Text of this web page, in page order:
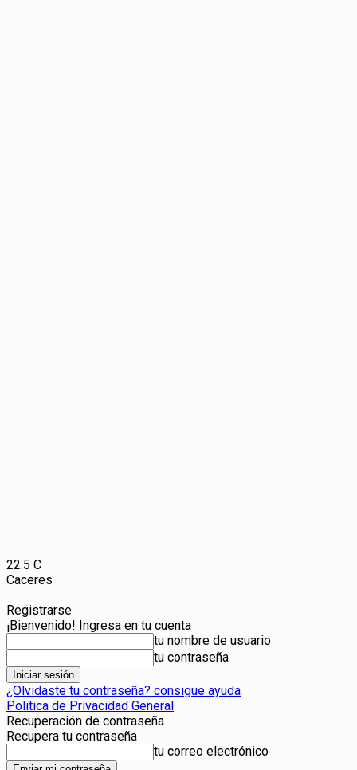
22.5 C
Caceres
Registrarse
¡Bienvenido! Ingresa en tu cuenta
tu nombre de usuario
tu contraseña
¿Olvidaste tu contraseña? consigue ayuda
Politica de Privacidad General
Recuperación de contraseña
Recupera tu contraseña
tu correo electrónico